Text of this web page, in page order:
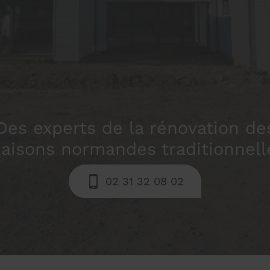
experts de la rénovation
normandes
02 31 32 08 02